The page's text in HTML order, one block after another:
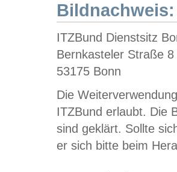
Bildnachweis:
ITZBund Dienstsitz
Bernkasteler Straße 8
53175 Bonn
Die
ITZBund erlaubt. Die
sind geklärt. Sollte
er sich bitte beim